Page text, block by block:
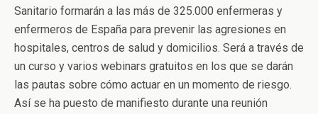
Sanitario formarán a las más de 325.000 enfermeras y
enfermeros de España para prevenir las agresiones en
hospitales, centros de salud y domicilios. Será a través de
un curso y varios webinars gratuitos en los que se darán
las pautas sobre cómo actuar en un momento de riesgo.
Así se ha puesto de manifiesto durante una reunión